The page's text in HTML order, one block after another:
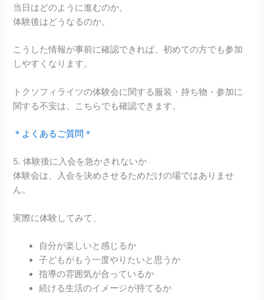
当日はどのように進むのか。
体験後はどうなるのか。
こうした情報が事前に確認できれば、初めての方でも参加
しやすくなります。
トクソフィライツの体験会に関する服装・持ち物・参加に
関する不安は、こちらでも確認できます。
＊よくあるご質問＊
5. 体験後に入会を急かされないか
体験会は、入会を決めさせるためだけの場ではありませ
ん。
実際に体験してみて、
自分が楽しいと感じるか
子どもがもう一度やりたいと思うか
指導の雰囲気が合っているか
続ける生活のイメージが持てるか